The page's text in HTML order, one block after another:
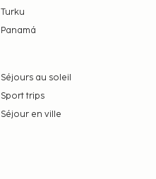
Turku
Panamá
Séjours au soleil
Sport trips
Séjour en ville